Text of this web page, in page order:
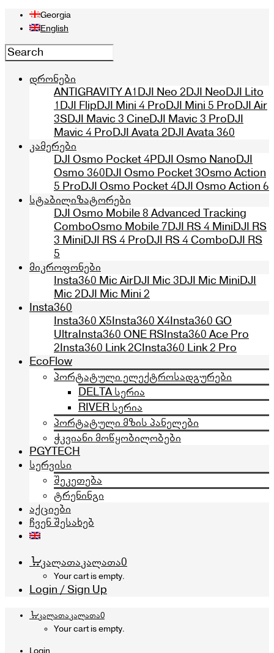
Georgia
English
დრონები
ANTIGRAVITY A1DJI Neo 2DJI NeoDJI Lito
1DJI FlipDJI Mini 4 ProDJI Mini 5 ProDJI Air
3SDJI Mavic 3 CineDJI Mavic 3 ProDJI
Mavic 4 ProDJI Avata 2DJI Avata 360
კამერები
DJI Osmo Pocket 4PDJI Osmo NanoDJI
Osmo 360DJI Osmo Pocket 3Osmo Action
5 ProDJI Osmo Pocket 4DJI Osmo Action 6
სტაბილიზატორები
DJI Osmo Mobile 8 Advanced Tracking
ComboOsmo Mobile 7DJI RS 4 MiniDJI RS
3 MiniDJI RS 4 ProDJI RS 4 ComboDJI RS
5
მიკროფონები
Insta360 Mic AirDJI Mic 3DJI Mic MiniDJI
Mic 2DJI Mic Mini 2
Insta360
Insta360 X5Insta360 X4Insta360 GO
UltraInsta360 ONE RSInsta360 Ace Pro
2Insta360 Link 2CInsta360 Link 2 Pro
EcoFlow
პორტატული ელექტროსადგურები
DELTA სერია
RIVER სერია
პორტატული მზის პანელები
ჭკვიანი მოწყობილობები
PGYTECH
სერვისი
შეკეთება
ტრენინგი
აქციები
ჩვენ შესახებ
კალათაკალათა0
Your cart is empty.
Login / Sign Up
კალათაკალათა0
Your cart is empty.